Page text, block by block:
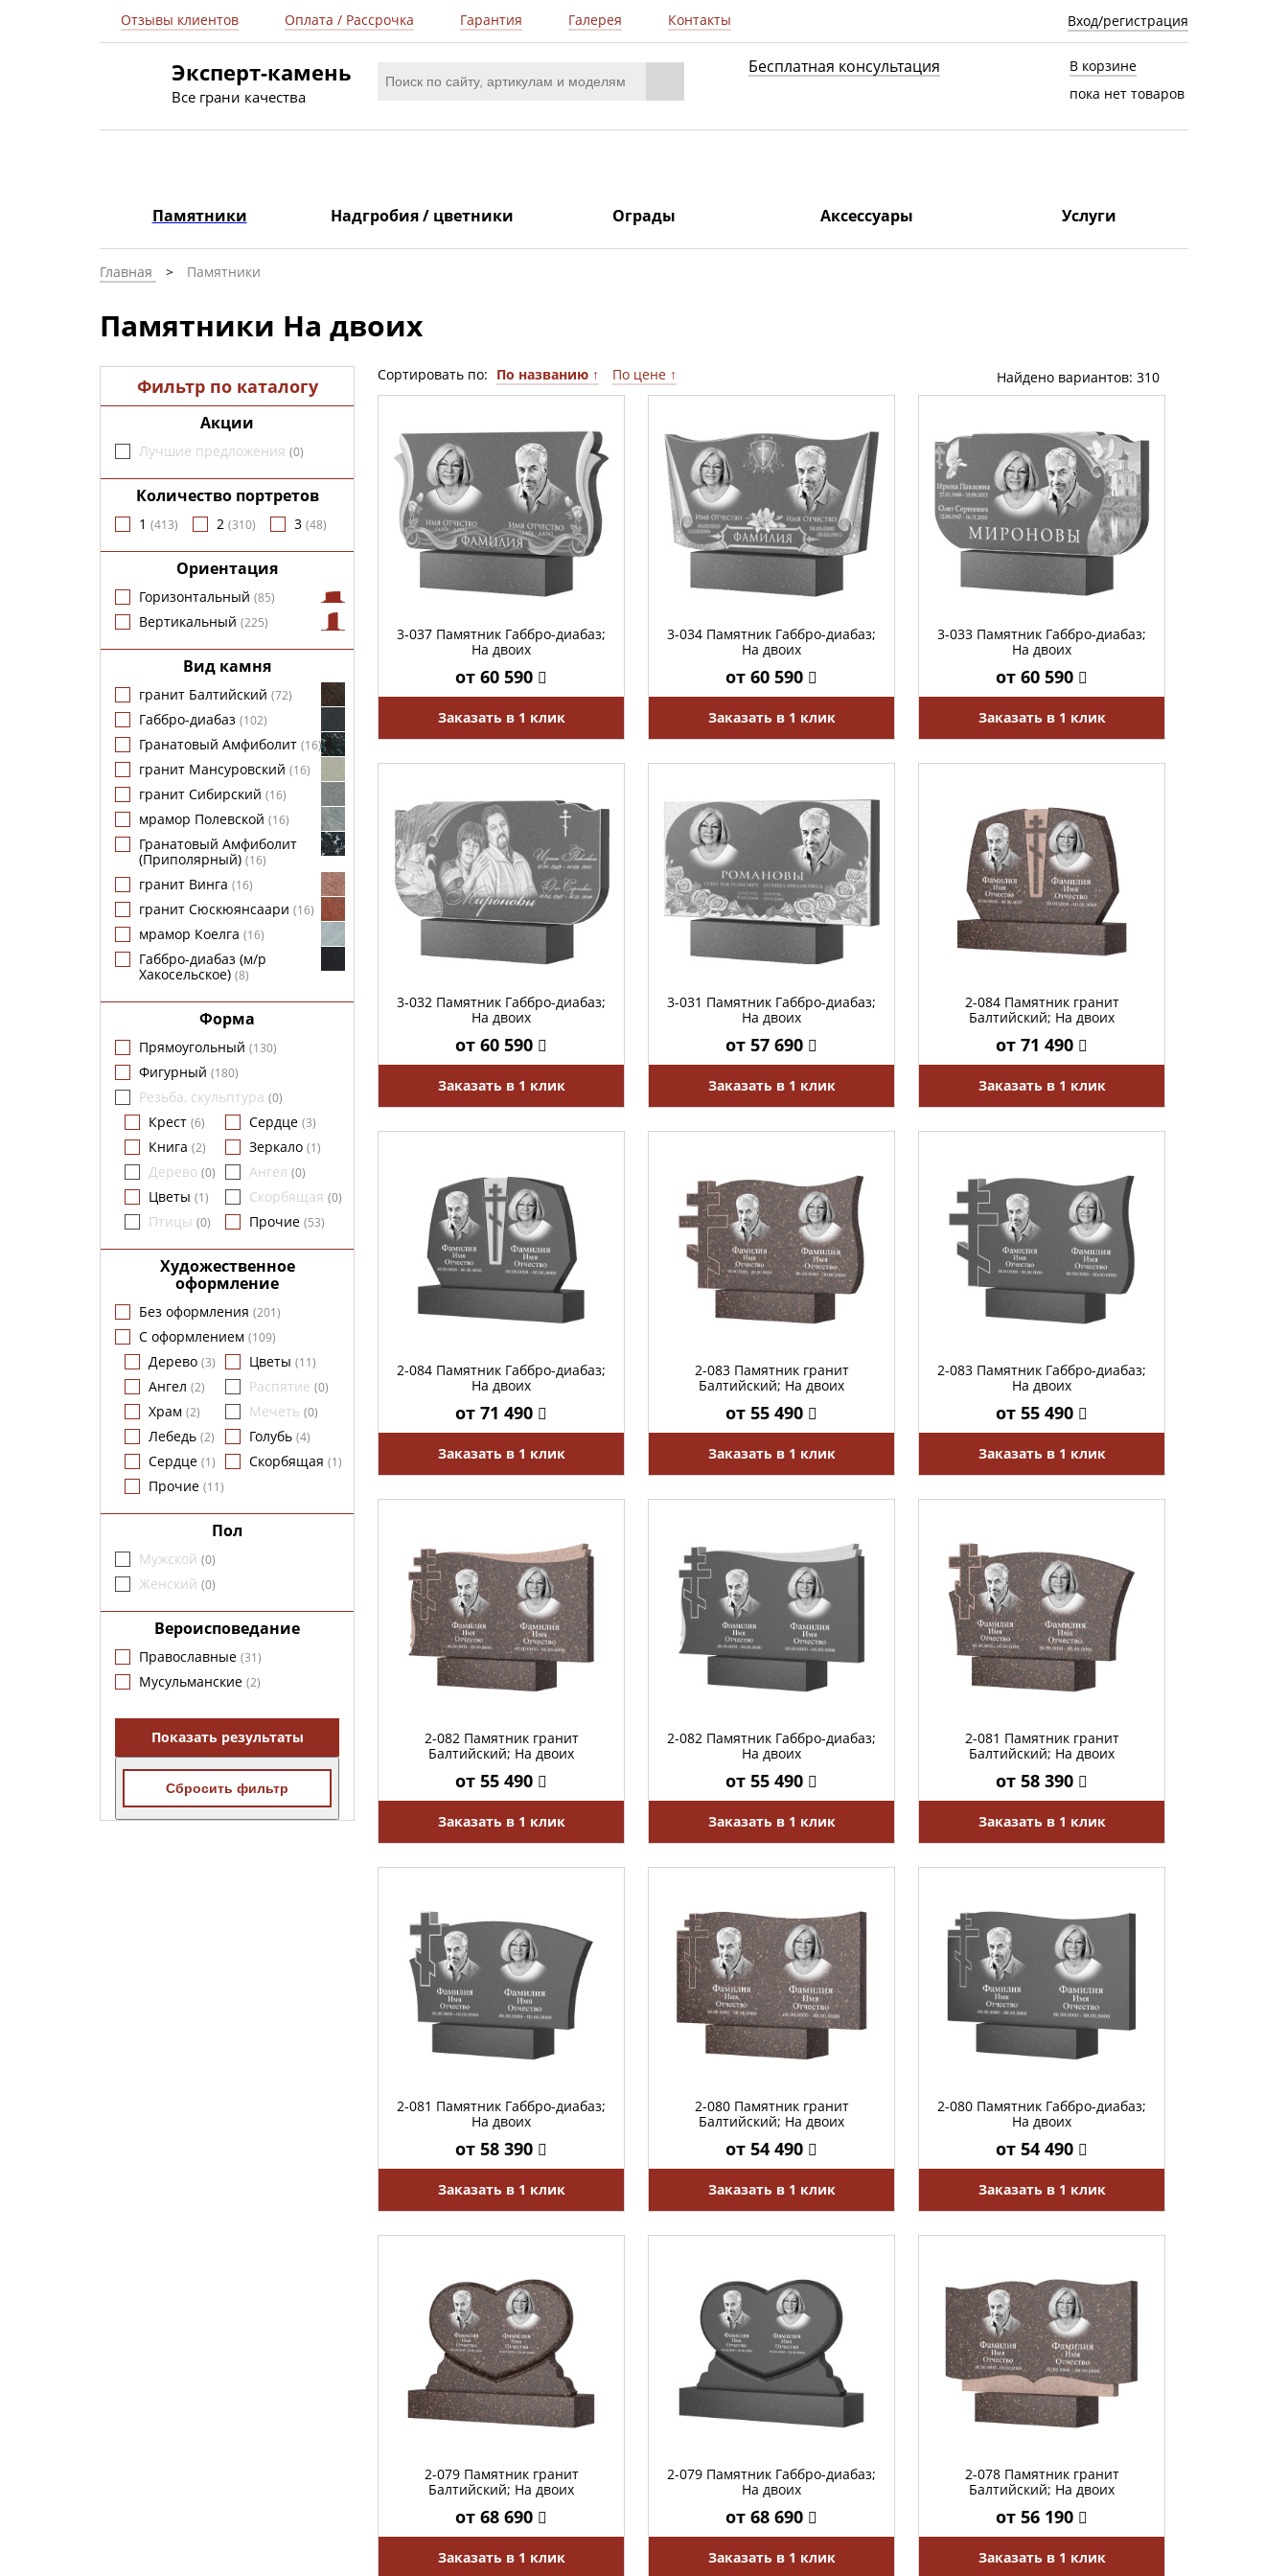
Отзывы клиентов Оплата / Рассрочка Гарантия Галерея Контакты Вход/регистрация
Эксперт-камень
Все грани качества
Бесплатная консультация
В корзине
пока нет товаров
Памятники Надгробия / цветники Ограды Аксессуары Услуги
Главная Памятники
Памятники На двоих
Фильтр по каталогу
Акции
Лучшие предложения (0)
Количество портретов
1 (413) 2 (310) 3 (48)
Ориентация
Горизонтальный (85)
Вертикальный (225)
Вид камня
гранит Балтийский (72)
Габбро-диабаз (102)
Гранатовый Амфиболит (16)
гранит Мансуровский (16)
гранит Сибирский (16)
мрамор Полевской (16)
Гранатовый Амфиболит
(Приполярный) (16)
гранит Винга (16)
гранит Сюскюянсаари (16)
мрамор Коелга (16)
Габбро-диабаз (м/р
Хакосельское) (8)
Форма
Прямоугольный (130)
Фигурный (180)
Резьба, скульптура (0)
Крест (6) Сердце(3)
Книга (2) Зеркало(1)
Дерево (0) Ангел(0)
Цветы (1) Скорбящая(0)
Птицы (0) Прочие(53)
Художественное
оформление
Без оформления (201)
С оформлением (109)
Дерево (3) Цветы(11)
Ангел (2) Распятие(0)
Храм (2) Мечеть(0)
Лебедь (2) Голубь(4)
Сердце (1) Скорбящая(1)
Прочие (11)
Пол
Мужской (0)
Женский (0)
Вероисповедание
Православные (31)
Мусульманские (2)
Показать результаты
Сбросить фильтр
Сортировать по: По названию ↑ По цене ↑ Найдено вариантов: 310
3-037 Памятник Габбро-диабаз;
На двоих
от 60 590
Заказать в 1 клик
3-034 Памятник Габбро-диабаз;
На двоих
от 60 590
Заказать в 1 клик
3-033 Памятник Габбро-диабаз;
На двоих
от 60 590
Заказать в 1 клик
3-032 Памятник Габбро-диабаз;
На двоих
от 60 590
Заказать в 1 клик
3-031 Памятник Габбро-диабаз;
На двоих
от 57 690
Заказать в 1 клик
2-084 Памятник гранит
Балтийский; На двоих
от 71 490
Заказать в 1 клик
2-084 Памятник Габбро-диабаз;
На двоих
от 71 490
Заказать в 1 клик
2-083 Памятник гранит
Балтийский; На двоих
от 55 490
Заказать в 1 клик
2-083 Памятник Габбро-диабаз;
На двоих
от 55 490
Заказать в 1 клик
2-082 Памятник гранит
Балтийский; На двоих
от 55 490
Заказать в 1 клик
2-082 Памятник Габбро-диабаз;
На двоих
от 55 490
Заказать в 1 клик
2-081 Памятник гранит
Балтийский; На двоих
от 58 390
Заказать в 1 клик
2-081 Памятник Габбро-диабаз;
На двоих
от 58 390
Заказать в 1 клик
2-080 Памятник гранит
Балтийский; На двоих
от 54 490
Заказать в 1 клик
2-080 Памятник Габбро-диабаз;
На двоих
от 54 490
Заказать в 1 клик
2-079 Памятник гранит
Балтийский; На двоих
от 68 690
Заказать в 1 клик
2-079 Памятник Габбро-диабаз;
На двоих
от 68 690
Заказать в 1 клик
2-078 Памятник гранит
Балтийский; На двоих
от 56 190
Заказать в 1 клик